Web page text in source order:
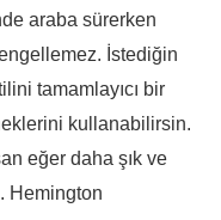
araba sürerken
İstediğin
tamamlayıcı bir
kullanabilirsin.
eğer daha şık ve
Hemington